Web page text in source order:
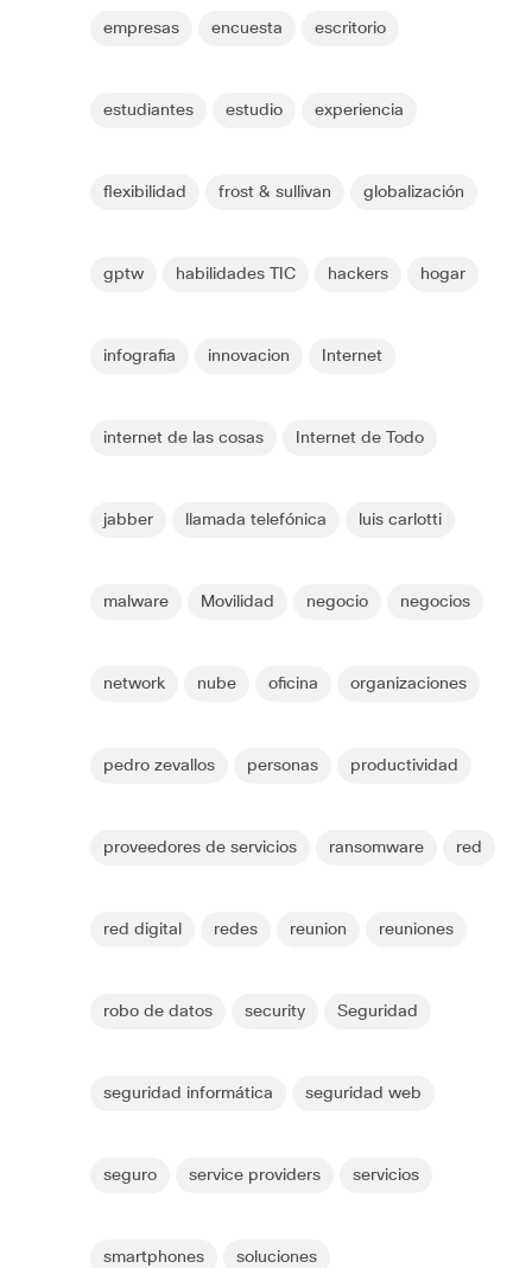
empresas encuesta escritorio
estudiantes estudio experiencia
flexibilidad frost & sullivan globalización
gptw habilidades TIC hackers hogar
infografia innovacion Internet
internet de las cosas Internet de Todo
jabber llamada telefónica luis carlotti
malware Movilidad negocio negocios
network nube oficina organizaciones
pedro zevallos personas productividad
proveedores de servicios ransomware red
red digital redes reunion reuniones
robo de datos security Seguridad
seguridad informática seguridad web
seguro service providers servicios
smartphones soluciones